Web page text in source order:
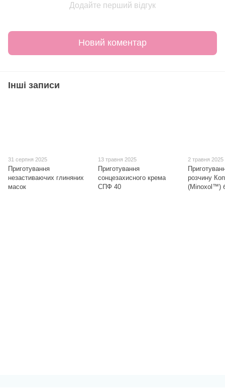
Додайте перший відгук
Новий коментар
Інші записи
31 серпня 2025
Приготування
незастиваючих глиняних
масок
13 травня 2025
Приготування
сонцезахисного крема
СПФ 40
2 травня 2025
розчину
(Minoxol™)